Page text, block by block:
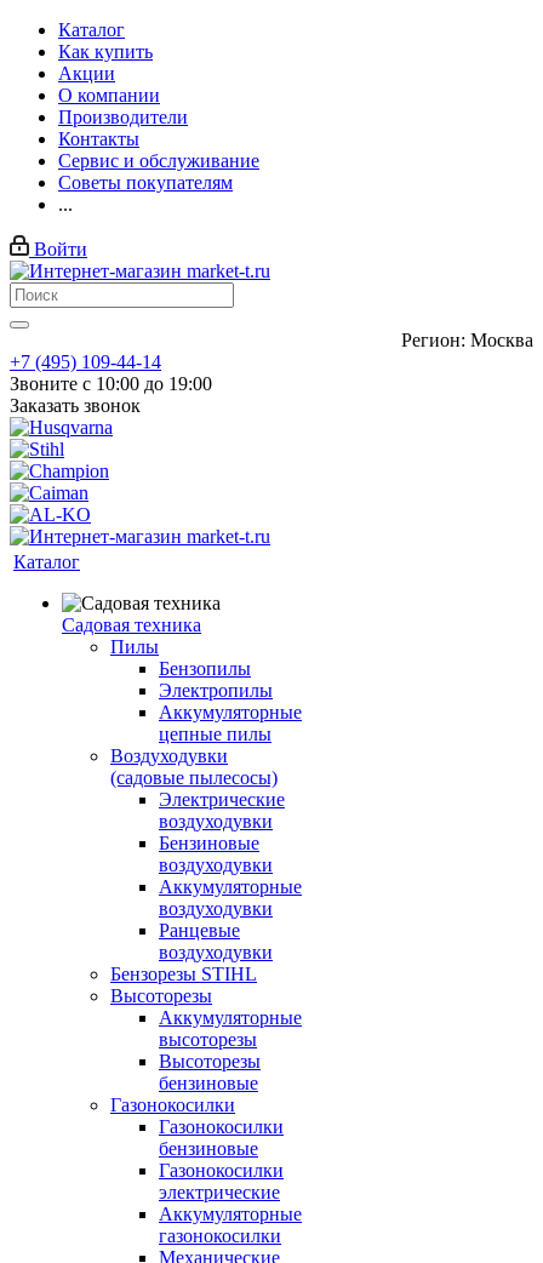
Каталог
Как купить
Акции
О компании
Производители
Контакты
Сервис и обслуживание
Советы покупателям
...
Войти
Регион: Москва
+7 (495) 109-44-14
Звоните с 10:00 до 19:00
Заказать звонок
Каталог
Садовая техника
Пилы
Бензопилы
Электропилы
Аккумуляторные
цепные пилы
Воздуходувки
(садовые пылесосы)
Электрические
воздуходувки
Бензиновые
воздуходувки
Аккумуляторные
воздуходувки
Ранцевые
воздуходувки
Бензорезы STIHL
Высоторезы
Аккумуляторные
высоторезы
Высоторезы
бензиновые
Газонокосилки
Газонокосилки
бензиновые
Газонокосилки
электрические
Аккумуляторные
газонокосилки
Механические